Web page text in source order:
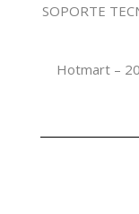
SOPORTE
Hotmart –